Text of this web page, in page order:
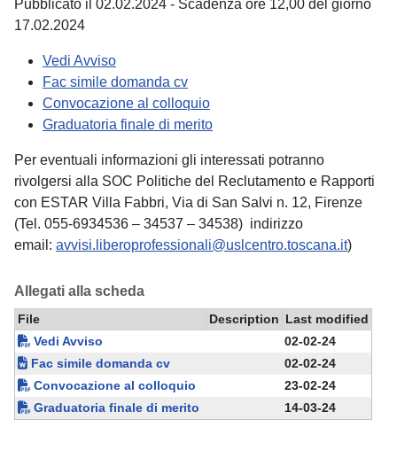
Pubblicato il 02.02.2024 - Scadenza ore 12,00 del giorno
17.02.2024
Vedi Avviso
Fac simile domanda cv
Convocazione al colloquio
Graduatoria finale di merito
Per eventuali informazioni gli interessati potranno
rivolgersi alla SOC Politiche del Reclutamento e Rapporti
con ESTAR Villa Fabbri, Via di San Salvi n. 12, Firenze
(Tel. 055-6934536 – 34537 – 34538) indirizzo
email: avvisi.liberoprofessionali@uslcentro.toscana.it)
Allegati alla scheda
File Description Last modified
Vedi Avviso
02-02-24
Fac simile domanda cv
02-02-24
Convocazione al colloquio
23-02-24
Graduatoria finale di merito
14-03-24